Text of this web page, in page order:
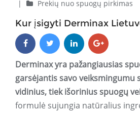
|
Prekių nuo spuogų pirkimas
Kur įsigyti Derminax
Derminax yra pažangiausias
garsėjantis savo veiksmingumu
vidinius, tiek išorinius spuogų
formulė sujungia natūralius